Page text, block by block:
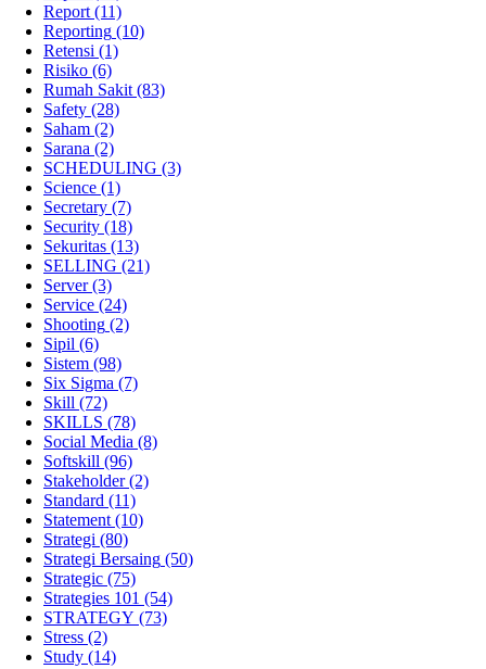
Report(11)
Reporting (10)
Retensi (1)
Risiko (6)
Rumah Sakit(83)
Safety (28)
Saham (2)
Sarana (2)
SCHEDULING (3)
Science (1)
Secretary (7)
Security (18)
Sekuritas (13)
SELLING (21)
Server(3)
Service (24)
Shooting (2)
Sipil (6)
Sistem (98)
Six Sigma (7)
Skill (72)
SKILLS (78)
Social Media (8)
Softskill (96)
Stakeholder(2)
Standard (11)
Statement(10)
Strategi (80)
Strategi Bersaing (50)
Strategic (75)
Strategies 101 (54)
STRATEGY (73)
Stress (2)
Study (14)